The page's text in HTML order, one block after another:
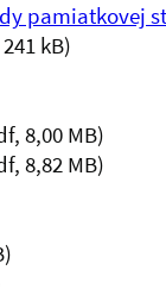
pamiatkovej
kB)
8,00 MB)
8,82 MB)